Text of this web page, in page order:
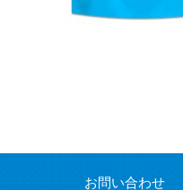
お問い合わせ